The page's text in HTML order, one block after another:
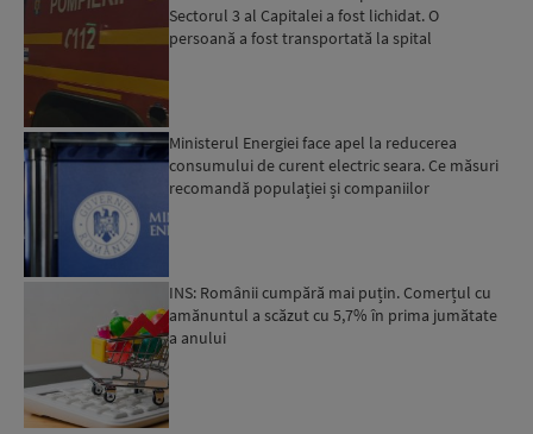
Sectorul 3 al Capitalei a fost lichidat. O
persoană a fost transportată la spital
Ministerul Energiei face apel la reducerea
consumului de curent electric seara. Ce măsuri
recomandă populației și companiilor
INS: Românii cumpără mai puțin. Comerțul cu
amănuntul a scăzut cu 5,7% în prima jumătate
a anului